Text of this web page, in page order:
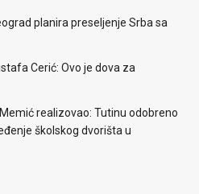
planira preseljenje Srba sa
Cerić: Ovo je dova za
realizovao: Tutinu odobreno
školskog dvorišta u